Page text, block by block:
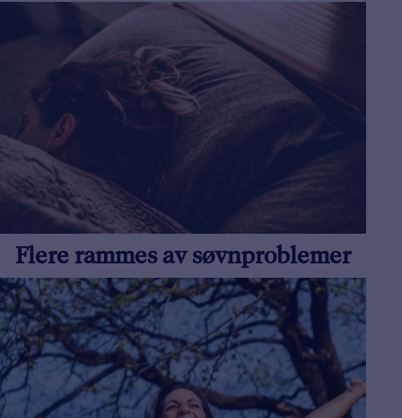
Flere rammes av søvnproblemer